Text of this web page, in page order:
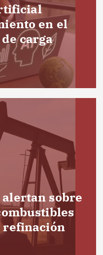
en el
carga
sobre
refinación